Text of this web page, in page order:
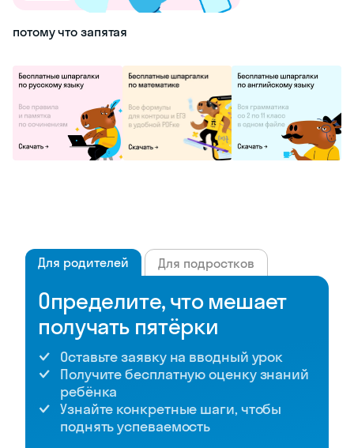
потому что запятая
Для родителей Для подростков
Определите, что мешает
получать пятёрки
Оставьте заявку на вводный урок
Получите бесплатную оценку знаний
ребёнка
Узнайте конкретные шаги, чтобы
поднять успеваемость